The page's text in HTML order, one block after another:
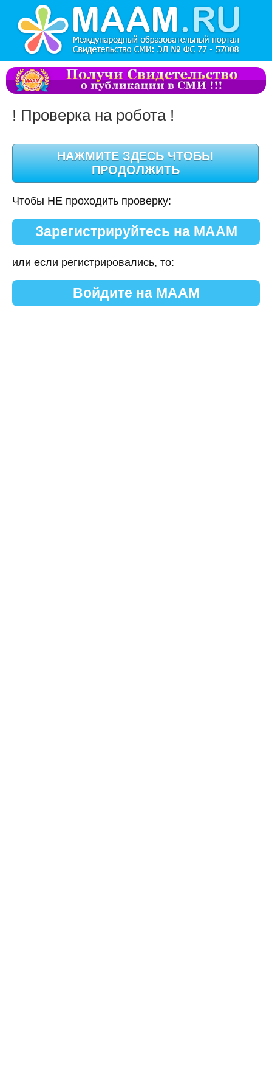
! Проверка на робота !
Чтобы НЕ проходить проверку:
Зарегистрируйтесь на МААМ
или если регистрировались, то:
Войдите на МААМ